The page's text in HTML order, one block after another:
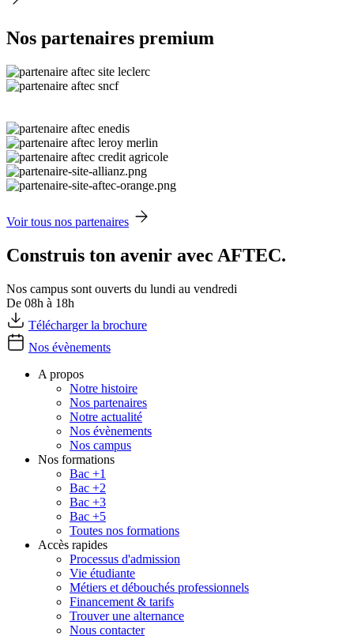
Nos partenaires premium
Voir tous nos partenaires
Construis ton avenir avec AFTEC.
Nos campus sont ouverts du lundi au vendredi
De 08h à 18h
Télécharger la brochure
Nos évènements
A propos
Notre histoire
Nos partenaires
Notre actualité
Nos évènements
Nos campus
Nos formations
Bac +1
Bac +2
Bac +3
Bac +5
Toutes nos formations
Accès rapides
Processus d'admission
Vie étudiante
Métiers et débouchés professionnels
Financement & tarifs
Trouver une alternance
Nous contacter